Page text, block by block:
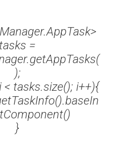
tasks =
);
< tasks.size(); i++){
}